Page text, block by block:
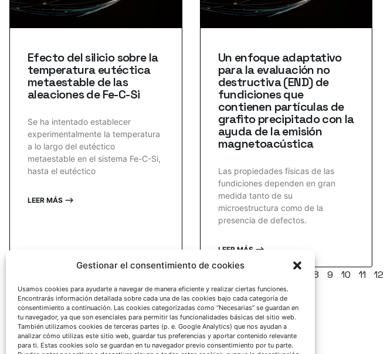
Gestionar el consentimiento de cookies
Usamos cookies para ayudarte a navegar de manera eficiente y realizar ciertas funciones.
Encontrarás información detallada sobre cada una de las cookies bajo cada categoría de
consentimiento a continuación. Las cookies categorizadas como “Necesarias” se guardan en
tu navegador, ya que son esenciales para permitir las funcionalidades básicas del sitio web.
También utilizamos cookies de terceras partes (p. e. Google Analytics) que nos ayudan a
analizar cómo utilizas este sitio web, guardar tus preferencias y aportar contenido relevante
para ti. Estas cookies solo se guardan en tu navegador previo consentimiento por tu parte.
Efecto del silicio sobre la
temperatura eutéctica
metaestable de las
aleaciones de Fe-C-Si
Se ha intentado establecer
experimentalmente la temperatura
a lo largo del eutéctico
metaestable en el sistema Fe-C-Si,
hasta el eutéctico
LEER MÁS ⟶
Un enfoque adaptativo
para la evaluación no
destructiva (END) de
fundiciones que
contienen partículas de
grafito precipitado con la
ayuda de la emisión
magnetoacústica
Las propiedades físicas de las
fundiciones dependen en gran
medida tanto de su
microestructura como de la
presencia de defectos.
LEER MÁS ⟶
8 9 10 11 12